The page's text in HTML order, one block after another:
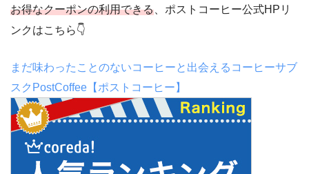
お得なクーポンの利用できる 、ポストコーヒー公式HPリ
ンクはこちら👇
まだ味わったことのないコーヒーと出会えるコーヒーサブ
スクPostCoffee【ポストコーヒー】